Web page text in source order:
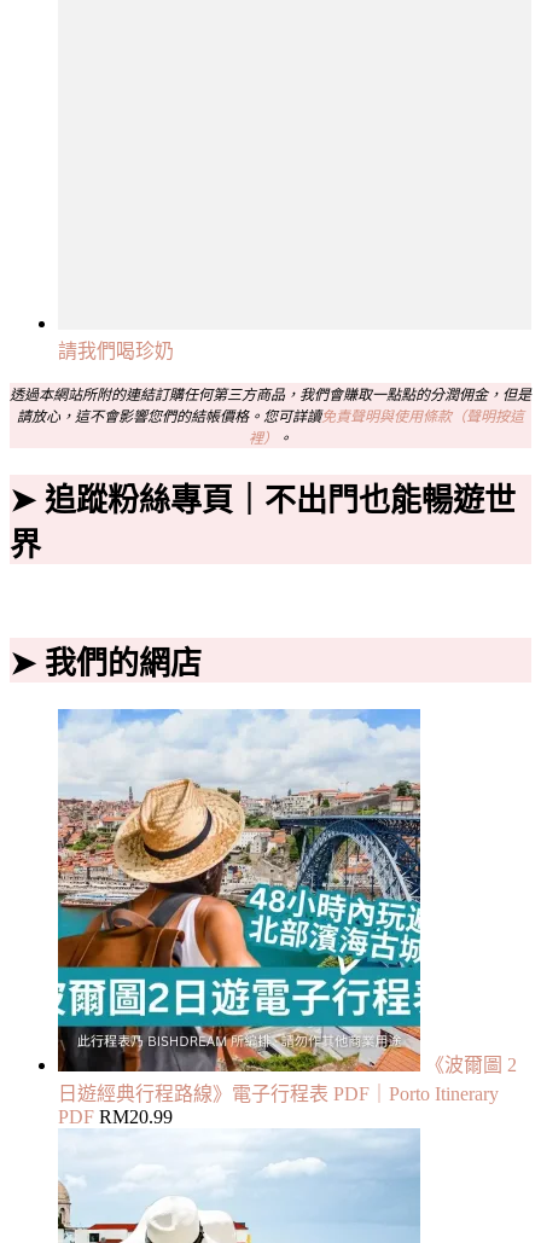
請我們喝珍奶
透過本網站所附的連結訂購任何第三方商品，我們會賺取一點點的分潤佣金，但是
請放心，這不會影響您們的結帳價格。您可詳讀免責聲明與使用條款（聲明按這
裡）
。
➤ 追蹤粉絲專頁｜不出門也能暢遊世
界
➤ 我們的網店
《波爾圖 2
日遊經典行程路線》電子行程表 PDF｜Porto Itinerary
PDF RM20.99